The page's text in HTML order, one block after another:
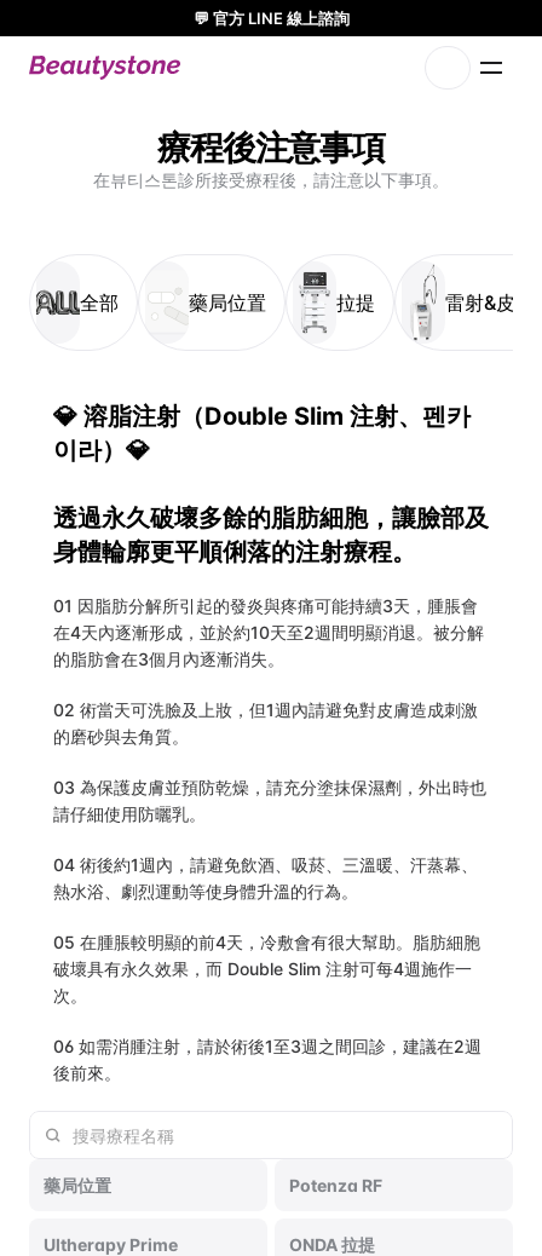
療程後注意事項
在뷰티스톤診所接受療程後，請注意以下事項。
全部 藥局位置 拉提 雷射&皮膚
藥局位置 Potenza RF
Ultherapy Prime ONDA 拉提
💎 溶脂注射（Double Slim 注射、펜카
이라）💎
透過永久破壞多餘的脂肪細胞，讓臉部及
身體輪廓更平順俐落的注射療程。
01 因脂肪分解所引起的發炎與疼痛可能持續3天，腫脹會
在4天內逐漸形成，並於約10天至2週間明顯消退。被分解
的脂肪會在3個月內逐漸消失。
02 術當天可洗臉及上妝，但1週內請避免對皮膚造成刺激
的磨砂與去角質。
03 為保護皮膚並預防乾燥，請充分塗抹保濕劑，外出時也
請仔細使用防曬乳。
04 術後約1週內，請避免飲酒、吸菸、三溫暖、汗蒸幕、
熱水浴、劇烈運動等使身體升溫的行為。
05 在腫脹較明顯的前4天，冷敷會有很大幫助。脂肪細胞
破壞具有永久效果，而 Double Slim 注射可每4週施作一
次。
06 如需消腫注射，請於術後1至3週之間回診，建議在2週
後前來。
💬 官方 LINE 線上諮詢
🌸 Beauty Stone診所 參加 Meditox 曼谷大體工作坊 🌸